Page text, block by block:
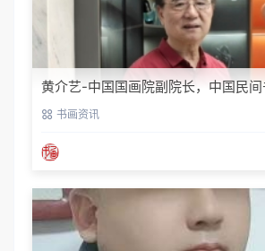
在期里兰卡访问期间，王余
观了斯里兰卡首都科伦坡，港口
物馆、文化艺术馆、国家图书
学并参观了斯里兰卡首任总统的
斯里兰卡总统外事顾问强帝玛国
著成绩，给予了高度评价!